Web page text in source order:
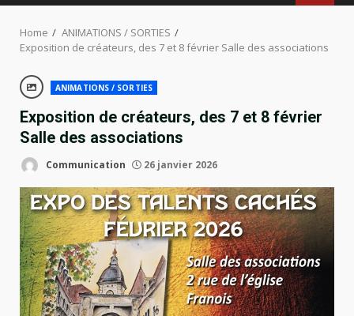
Home
ANIMATIONS / SORTIES
Exposition de créateurs, des 7 et 8 février Salle des associations
ANIMATIONS / SORTIES
Exposition de créateurs, des 7 et 8 février
Salle des associations
Communication 26 janvier 2026